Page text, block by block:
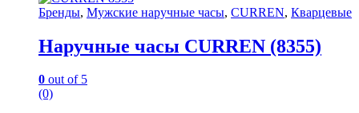
Бренды, Мужские наручные часы, CURREN, Кварцевые
Наручные часы CURREN (8355)
0 out of 5
(0)